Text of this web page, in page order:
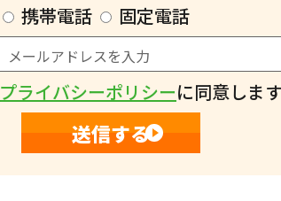
携帯電話 固定電話
プライバシーポリシーに同意します